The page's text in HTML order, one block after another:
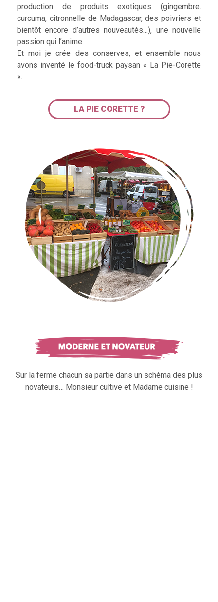
production de produits exotiques (gingembre,
curcuma, citronnelle de Madagascar, des poivriers et
bientôt encore d’autres nouveautés…), une nouvelle
passion qui l’anime.
Et moi je crée des conserves, et ensemble nous
avons inventé le food-truck paysan « La Pie-Corette
».
LA PIE CORETTE ?
Sur la ferme chacun sa partie dans un schéma des plus
novateurs… Monsieur cultive et Madame cuisine !